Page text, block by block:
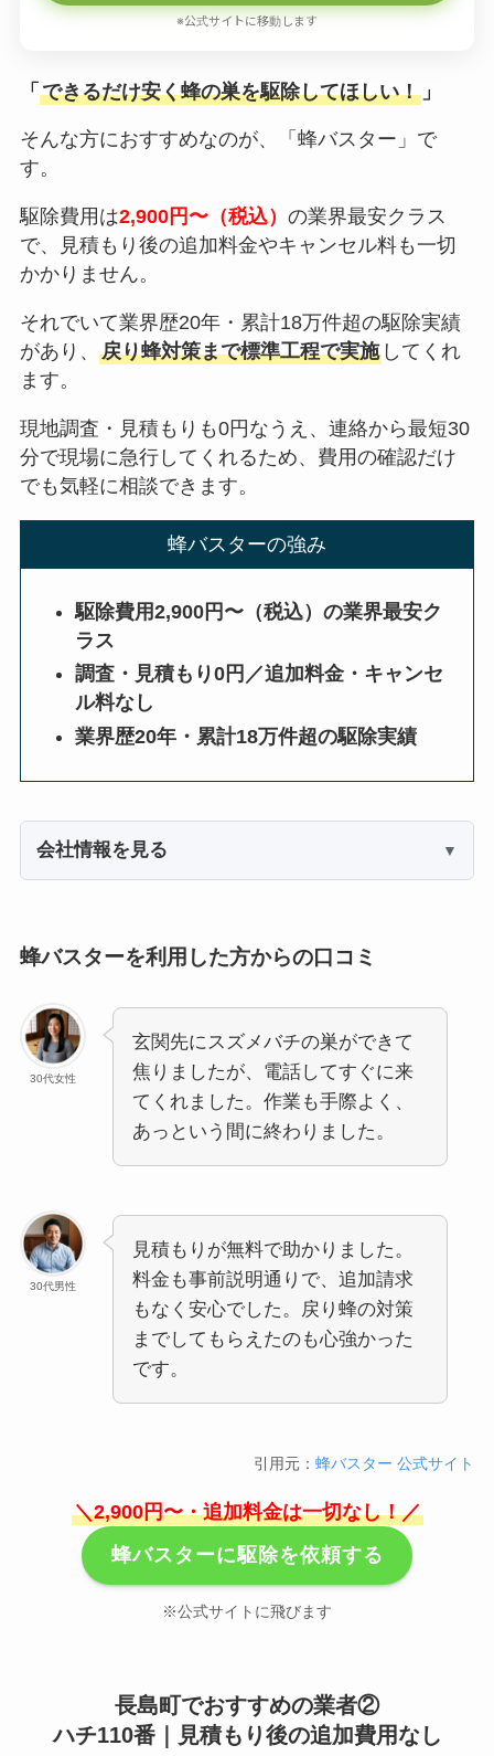
※公式サイトに移動します
「 できるだけ安く蜂の巣を駆除してほしい！」
そんな方におすすめなのが、「蜂バスター」で
す。
駆除費用は2,900円〜（税込） の業界最安クラス
で、見積もり後の追加料金やキャンセル料も一切
かかりません。
それでいて業界歴20年・累計18万件超の駆除実績
があり、 戻り蜂対策まで標準工程で実施してくれ
ます。
現地調査・見積もりも0円なうえ、連絡から最短30
分で現場に急行してくれるため、費用の確認だけ
でも気軽に相談できます。
蜂バスターの強み
駆除費用2,900円〜（税込）の業界最安ク
ラス
調査・見積もり0円／追加料金・キャンセ
ル料なし
業界歴20年・累計18万件超の駆除実績
会社情報を見る
蜂バスターを利用した方からの口コミ
30代女性
玄関先にスズメバチの巣ができて
焦りましたが、電話してすぐに来
てくれました。作業も手際よく、
あっという間に終わりました。
30代男性
見積もりが無料で助かりました。
料金も事前説明通りで、追加請求
もなく安心でした。戻り蜂の対策
までしてもらえたのも心強かった
です。
引用元：蜂バスター 公式サイト
＼2,900円〜・追加料金は一切なし！／
蜂バスターに駆除を依頼する
※公式サイトに飛びます
長島町でおすすめの業者②
ハチ110番｜見積もり後の追加費用なし